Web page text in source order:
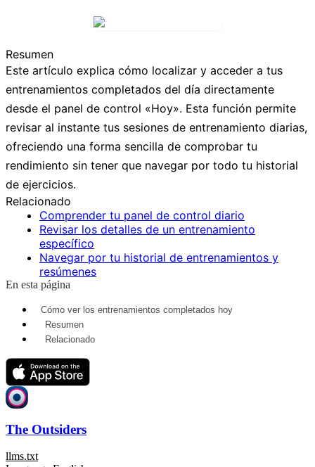
Resumen
Este artículo explica cómo localizar y acceder a tus
entrenamientos completados del día directamente
desde el panel de control «Hoy». Esta función permite
revisar al instante tus sesiones de entrenamiento diarias,
ofreciendo una forma sencilla de comprobar tu
rendimiento sin tener que navegar por todo tu historial
de ejercicios.
Relacionado
Comprender tu panel de control diario
Revisar los detalles de un entrenamiento
específico
Navegar por tu historial de entrenamientos y
resúmenes
En esta página
Cómo ver los entrenamientos completados hoy
Resumen
Relacionado
The Outsiders
llms.txt